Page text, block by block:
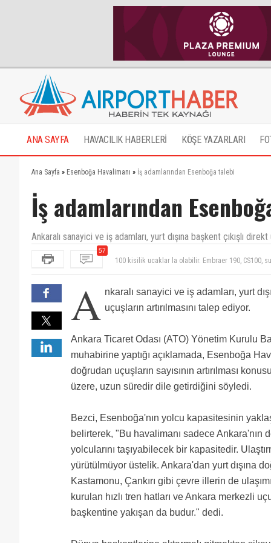
ANA SAYFA HAVACILIK HABERLERİ KÖŞE YAZARLARI
Ana Sayfa » Esenboğa Havalimanı » İş adamlarından Esenboğa talebi
İş adamlarından
Ankaralı sanayici ve iş adamları, yurt dışına başkent çıkışlı direkt
57
saglanir ve 70-80 yolcu olsa bile yeter bunun icin
Onur air'in slot'u varmı ESB ye? Varsa neden
thy yi ne saniyorsunuz siz, esb-ist ucan
yolcularin yuzdesi dusuk ki dis hat direkt seferler
esb ist yolcusu sabah toplantiya gelip aksam donen
Esenboğa da en büyük sorun ulaşım. Acilen metro
olarak kullanılabilir.
Bütün yatırımları İstanbul'a yaparsan hem ticaretin
şehir saydıklarımı ne layıkıyla yerine getirebilir
sadece turizmin ve kültürün başkenti olarak
gelişir ve ulaşım olanakları artar.
üç beş kişi uçacak diye zarar mı etsin thy. insaf insaf
En basit ve makul cozum, THY nin haftada iki
Birde şöyle düşünelim. Bir yerde pazar var ise kar
İşadamlarına madem ankaradan uçuş
A nkaralı sanayici ve iş adamları, yurt
uçuşların artırılmasını talep ediyor.
Ankara Ticaret Odası (ATO) Yönetim Kurulu
muhabirine yaptığı açıklamada, Esenboğa
doğrudan uçuşların sayısının artırılması
üzere, uzun süredir dile getirdiğini söyledi.
Bezci, Esenboğa'nın yolcu kapasitesinin
belirterek, "Bu havalimanı sadece Ankara'nın
yolcularını taşıyabilecek bir kapasitedir.
yürütülmüyor üstelik. Ankara'dan yurt dışına
Kastamonu, Çankırı gibi çevre illerin de
kurulan hızlı tren hatları ve Ankara merkezli
başkentine yakışan da budur." dedi.